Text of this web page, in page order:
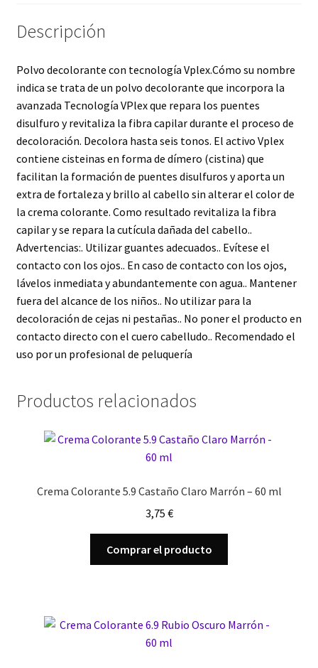
Descripción
Polvo decolorante con tecnología Vplex.Cómo su nombre
indica se trata de un polvo decolorante que incorpora la
avanzada Tecnología VPlex que repara los puentes
disulfuro y revitaliza la fibra capilar durante el proceso de
decoloración. Decolora hasta seis tonos. El activo Vplex
contiene cisteinas en forma de dímero (cistina) que
facilitan la formación de puentes disulfuros y aporta un
extra de fortaleza y brillo al cabello sin alterar el color de
la crema colorante. Como resultado revitaliza la fibra
capilar y se repara la cutícula dañada del cabello..
Advertencias:. Utilizar guantes adecuados.. Evítese el
contacto con los ojos.. En caso de contacto con los ojos,
lávelos inmediata y abundantemente con agua.. Mantener
fuera del alcance de los niños.. No utilizar para la
decoloración de cejas ni pestañas.. No poner el producto en
contacto directo con el cuero cabelludo.. Recomendado el
uso por un profesional de peluquería
Productos relacionados
Crema Colorante 5.9 Castaño Claro Marrón – 60 ml
3,75 €
Comprar el producto